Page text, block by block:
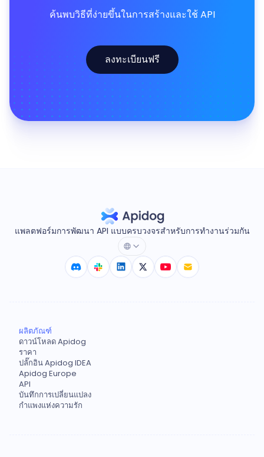
ค้นพบวิธีที่ง่ายขึ้นในการสร้างและใช้ API
ลงทะเบียนฟรี
แพลตฟอร์มการพัฒนา API แบบครบวงจรสำหรับการทำงานร่วมกัน
ผลิตภัณฑ์
ดาวน์โหลด Apidog
ราคา
ปลั๊กอิน Apidog IDEA
Apidog Europe
API
บันทึกการเปลี่ยนแปลง
กำแพงแห่งความรัก